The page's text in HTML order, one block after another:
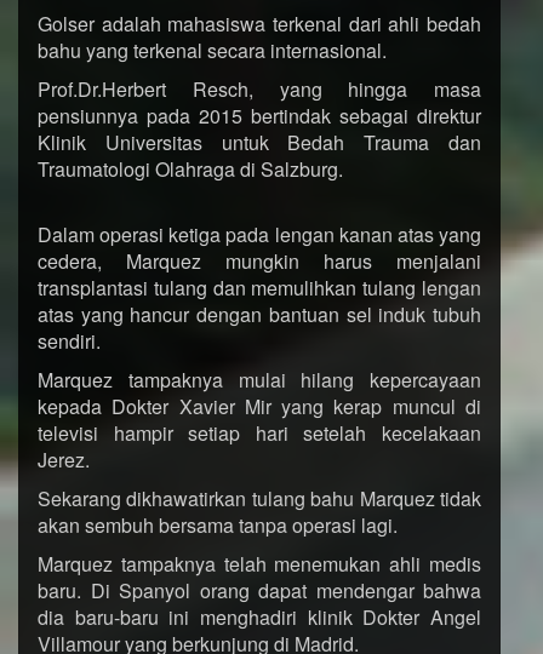
Golser adalah mahasiswa terkenal dari ahli bedah
bahu yang terkenal secara internasional.
Prof.Dr.Herbert Resch, yang hingga masa
pensiunnya pada 2015 bertindak sebagai direktur
Klinik Universitas untuk Bedah Trauma dan
Traumatologi Olahraga di Salzburg.
Dalam operasi ketiga pada lengan kanan atas yang
cedera, Marquez mungkin harus menjalani
transplantasi tulang dan memulihkan tulang lengan
atas yang hancur dengan bantuan sel induk tubuh
sendiri.
Marquez tampaknya mulai hilang kepercayaan
kepada Dokter Xavier Mir yang kerap muncul di
televisi hampir setiap hari setelah kecelakaan
Jerez.
Sekarang dikhawatirkan tulang bahu Marquez tidak
akan sembuh bersama tanpa operasi lagi.
Marquez tampaknya telah menemukan ahli medis
baru. Di Spanyol orang dapat mendengar bahwa
dia baru-baru ini menghadiri klinik Dokter Angel
Villamour yang berkunjung di Madrid.